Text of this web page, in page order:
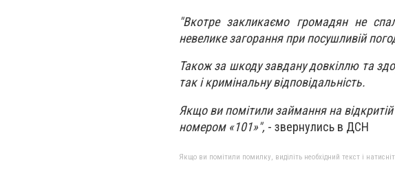
"Вкотре закликаємо громадян не
невелике загорання при посушливій
Також за шкоду завдану довкіллю та
так і кримінальну відповідальність.
Якщо ви помітили займання на
номером «101»", - звернулись в ДСН
Якщо ви помітили помилку, виділіть необхідний текст і